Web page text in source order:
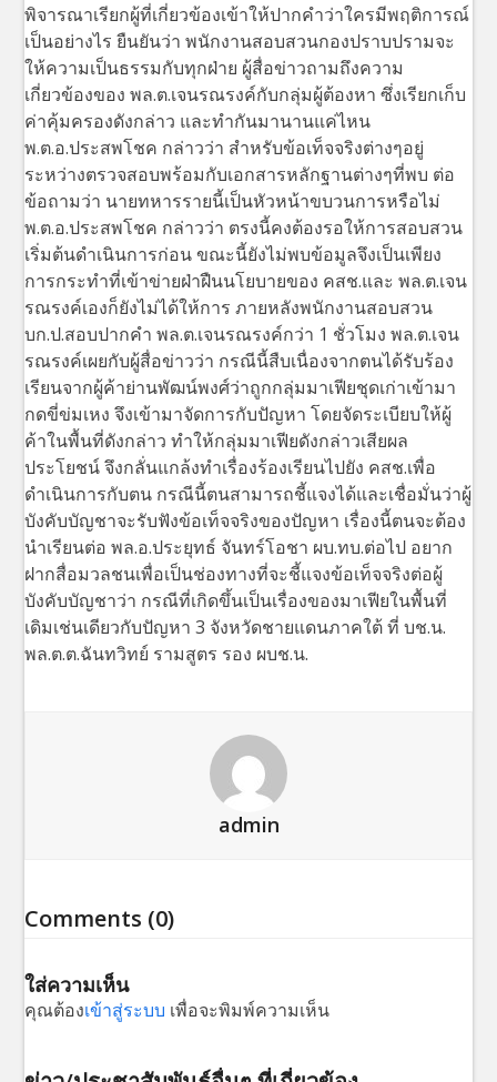
พิจารณาเรียกผู้ที่เกี่ยวข้องเข้าให้ปากคำว่าใครมีพฤติการณ์
เป็นอย่างไร ยืนยันว่า พนักงานสอบสวนกองปราบปรามจะ
ให้ความเป็นธรรมกับทุกฝ่าย ผู้สื่อข่าวถามถึงความ
เกี่ยวข้องของ พล.ต.เจนรณรงค์กับกลุ่มผู้ต้องหา ซึ่งเรียกเก็บ
ค่าคุ้มครองดังกล่าว และทำกันมานานแค่ไหน
พ.ต.อ.ประสพโชค กล่าวว่า สำหรับข้อเท็จจริงต่างๆอยู่
ระหว่างตรวจสอบพร้อมกับเอกสารหลักฐานต่างๆที่พบ ต่อ
ข้อถามว่า นายทหารรายนี้เป็นหัวหน้าขบวนการหรือไม่
พ.ต.อ.ประสพโชค กล่าวว่า ตรงนี้คงต้องรอให้การสอบสวน
เริ่มต้นดำเนินการก่อน ขณะนี้ยังไม่พบข้อมูลจึงเป็นเพียง
การกระทำที่เข้าข่ายฝ่าฝืนนโยบายของ คสช.และ พล.ต.เจน
รณรงค์เองก็ยังไม่ได้ให้การ ภายหลังพนักงานสอบสวน
บก.ป.สอบปากคำ พล.ต.เจนรณรงค์กว่า 1 ชั่วโมง พล.ต.เจน
รณรงค์เผยกับผู้สื่อข่าวว่า กรณีนี้สืบเนื่องจากตนได้รับร้อง
เรียนจากผู้ค้าย่านพัฒน์พงศ์ว่าถูกกลุ่มมาเฟียชุดเก่าเข้ามา
กดขี่ข่มเหง จึงเข้ามาจัดการกับปัญหา โดยจัดระเบียบให้ผู้
ค้าในพื้นที่ดังกล่าว ทำให้กลุ่มมาเฟียดังกล่าวเสียผล
ประโยชน์ จึงกลั่นแกล้งทำเรื่องร้องเรียนไปยัง คสช.เพื่อ
ดำเนินการกับตน กรณีนี้ตนสามารถชี้แจงได้และเชื่อมั่นว่าผู้
บังคับบัญชาจะรับฟังข้อเท็จจริงของปัญหา เรื่องนี้ตนจะต้อง
นำเรียนต่อ พล.อ.ประยุทธ์ จันทร์โอชา ผบ.ทบ.ต่อไป อยาก
ฝากสื่อมวลชนเพื่อเป็นช่องทางที่จะชี้แจงข้อเท็จจริงต่อผู้
บังคับบัญชาว่า กรณีที่เกิดขึ้นเป็นเรื่องของมาเฟียในพื้นที่
เดิมเช่นเดียวกับปัญหา 3 จังหวัดชายแดนภาคใต้ ที่ บช.น.
พล.ต.ต.ฉันทวิทย์ รามสูตร รอง ผบช.น.
admin
Comments (0)
ใส่ความเห็น
คุณต้องเข้าสู่ระบบ เพื่อจะพิมพ์ความเห็น